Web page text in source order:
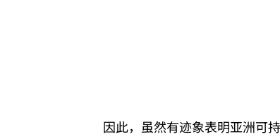
因此，虽然有迹象表明亚洲可